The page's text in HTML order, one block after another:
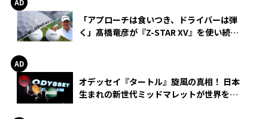
「アプローチは食いつき、ドライバーは弾
く」髙橋竜彦が『Z-STAR XV』を使い続け
オデッセイ『タートル』旋風の真相！ 日本
生まれの新世代ミッドマレットが世界を席